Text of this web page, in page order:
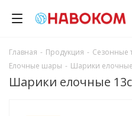
Главная - Продукция - Сезонные
Елочные шары - Шарики
Шарики елочные